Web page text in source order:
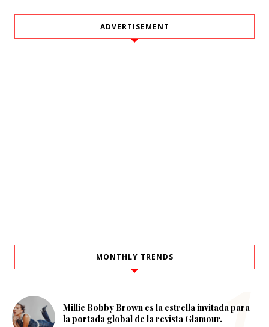
ADVERTISEMENT
MONTHLY TRENDS
Millie Bobby Brown es la estrella invitada para
la portada global de la revista Glamour.